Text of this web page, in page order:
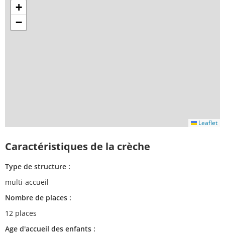
+
−
Leaflet
Caractéristiques de la crèche
Type de structure :
multi-accueil
Nombre de places :
12 places
Age d'accueil des enfants :